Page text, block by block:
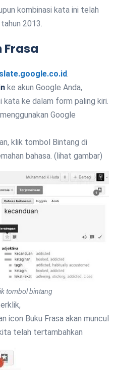
kombinasi kata ini telah
2013.
.
ke akun Google Anda,
kata ke dalam form paling kiri.
Google
klik tombol Bintang di
bahasa. (lihat gambar)
tombol bintang
icon Buku Frasa akan muncul
telah tertambahkan